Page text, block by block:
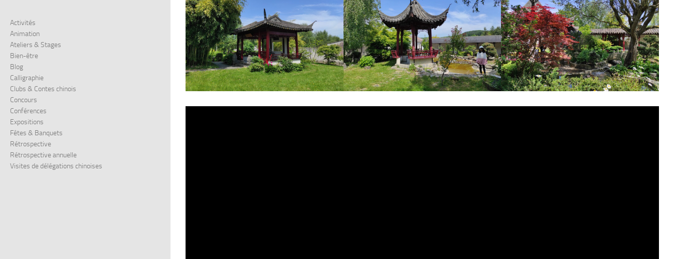
Activités
Animation
Ateliers & Stages
Bien-être
Blog
Calligraphie
Clubs & Contes chinois
Concours
Conférences
Expositions
Fêtes & Banquets
Rétrospective
Rétrospective annuelle
Visites de délégations chinoises